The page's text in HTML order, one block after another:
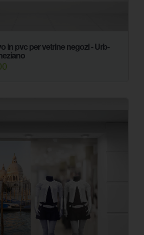
in pvc per vetrine negozi - Urb-